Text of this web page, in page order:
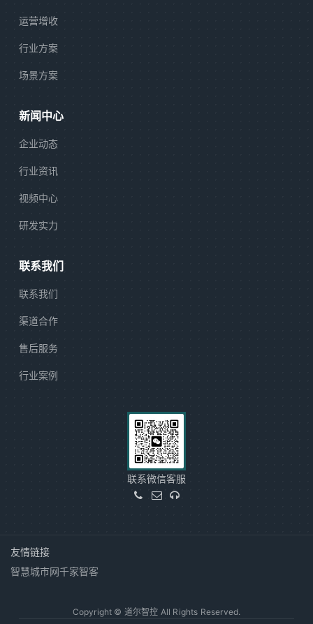
运营增收
行业方案
场景方案
新闻中心
企业动态
行业资讯
视频中心
研发实力
联系我们
联系我们
渠道合作
售后服务
行业案例
联系微信客服
友情链接
智慧城市网千家智客
Copyright © 道尔智控 All Rights Reserved.